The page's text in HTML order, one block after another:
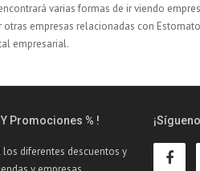
varias formas de ir viendo
empresas relacionadas con
empresarial.
Y Promociones % !
los diferentes descuentos y